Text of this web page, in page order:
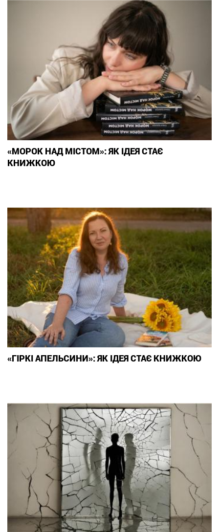
«МОРОК НАД МІСТОМ»: ЯК ІДЕЯ СТАЄ
КНИЖКОЮ
«ГІРКІ АПЕЛЬСИНИ»: ЯК ІДЕЯ СТАЄ КНИЖКОЮ